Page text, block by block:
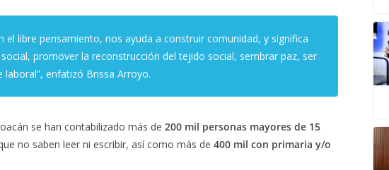
el libre pensamiento, nos ayuda a construir comunidad, y significa
promover la reconstrucción del tejido social, sembrar paz, ser
enfatizó Brissa Arroyo.
se han contabilizado más de 200 mil personas mayores de 15
no saben leer ni escribir, así como más de 400 mil con primaria y/o